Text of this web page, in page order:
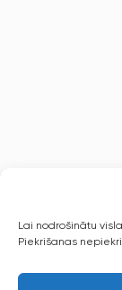
Lai nodrošinātu
Piekrišanas